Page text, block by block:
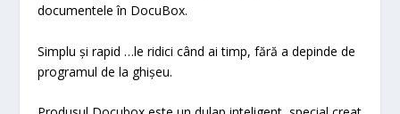
documentele în DocuBox.
Simplu și rapid …le ridici când ai timp, fără a depinde de
programul de la ghișeu.